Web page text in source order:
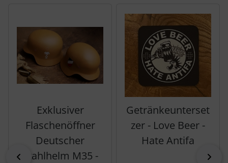
zurück
Exklusiver
Flaschenöffner
Deutscher
Stahlhelm M35 -
Getränkeunterset
zer - Love Beer -
Hate Antifa